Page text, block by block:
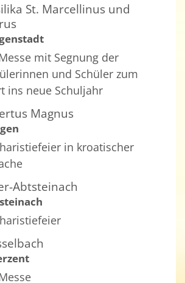
St. Marcellinus und
mit Segnung der
und Schüler zum
ins neue Schuljahr
Magnus
in kroatischer
Abtsteinach